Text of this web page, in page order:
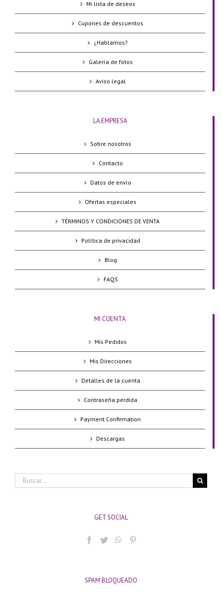
Mi lista de deseos
Cupones de descuentos
¿Hablamos?
Galería de fotos
Aviso legal
LA EMPRESA
Sobre nosotros
Contacto
Datos de envío
Ofertas especiales
TÉRMINOS Y CONDICIONES DE VENTA
Política de privacidad
Blog
FAQS
MI CUENTA
Mis Pedidos
Mis Direcciones
Detalles de la cuenta
Contraseña perdida
Payment Confirmation
Descargas
Buscar:
GET SOCIAL
SPAM BLOQUEADO